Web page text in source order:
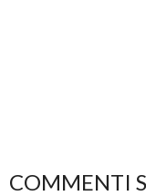
COMMENTI